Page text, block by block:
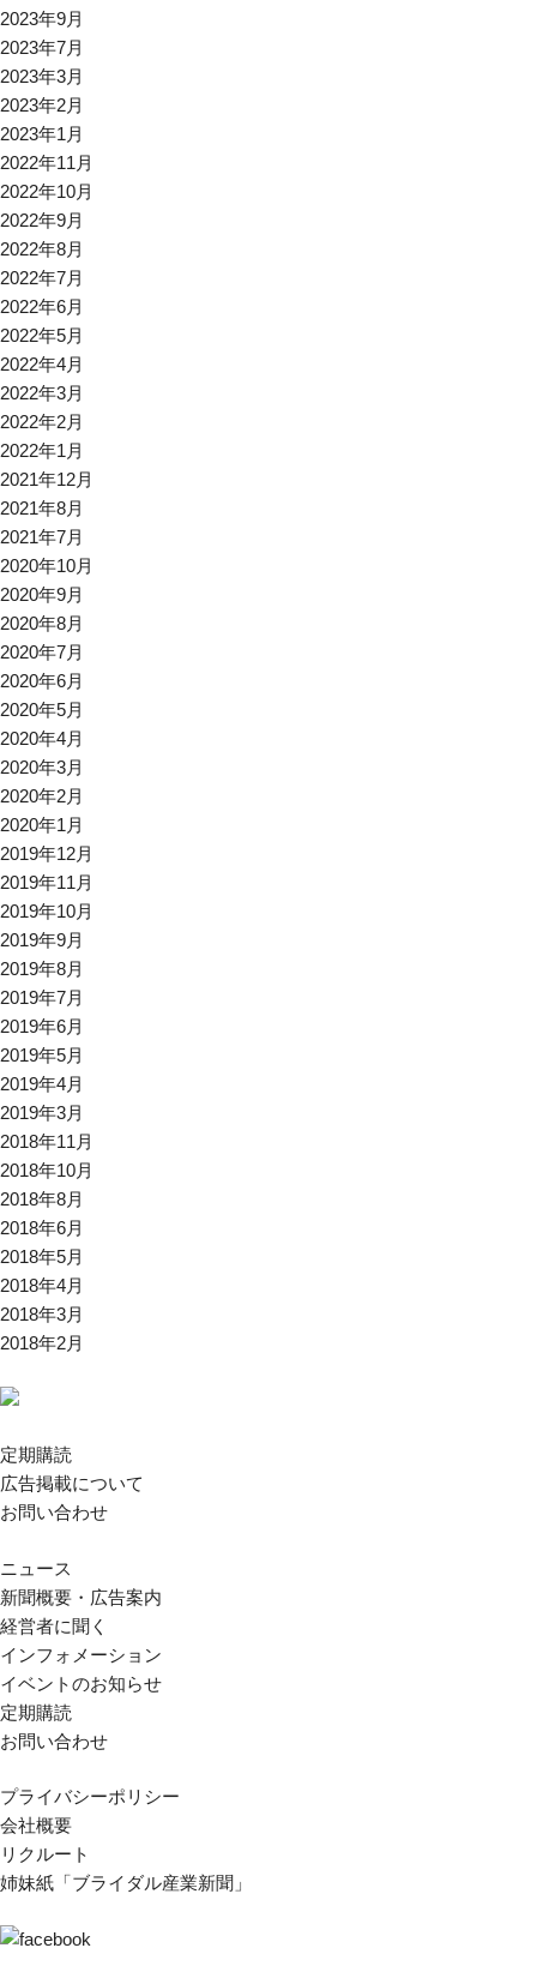
2023年9月
2023年7月
2023年3月
2023年2月
2023年1月
2022年11月
2022年10月
2022年9月
2022年8月
2022年7月
2022年6月
2022年5月
2022年4月
2022年3月
2022年2月
2022年1月
2021年12月
2021年8月
2021年7月
2020年10月
2020年9月
2020年8月
2020年7月
2020年6月
2020年5月
2020年4月
2020年3月
2020年2月
2020年1月
2019年12月
2019年11月
2019年10月
2019年9月
2019年8月
2019年7月
2019年6月
2019年5月
2019年4月
2019年3月
2018年11月
2018年10月
2018年8月
2018年6月
2018年5月
2018年4月
2018年3月
2018年2月
定期購読
広告掲載について
お問い合わせ
ニュース
新聞概要・広告案内
経営者に聞く
インフォメーション
イベントのお知らせ
定期購読
お問い合わせ
プライバシーポリシー
会社概要
リクルート
姉妹紙「ブライダル産業新聞」